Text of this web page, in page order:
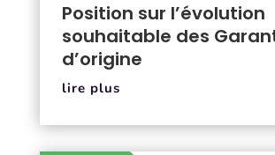
Position sur l’évolution
souhaitable des
d’origine
lire plus